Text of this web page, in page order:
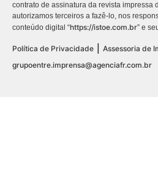
contrato de assinatura da revista impressa
autorizamos terceiros a fazê-lo, nos
conteúdo digital “https://istoe.com.br” e
Política de Privacidade
Assessoria de
grupoentre.imprensa@agenciafr.com.br